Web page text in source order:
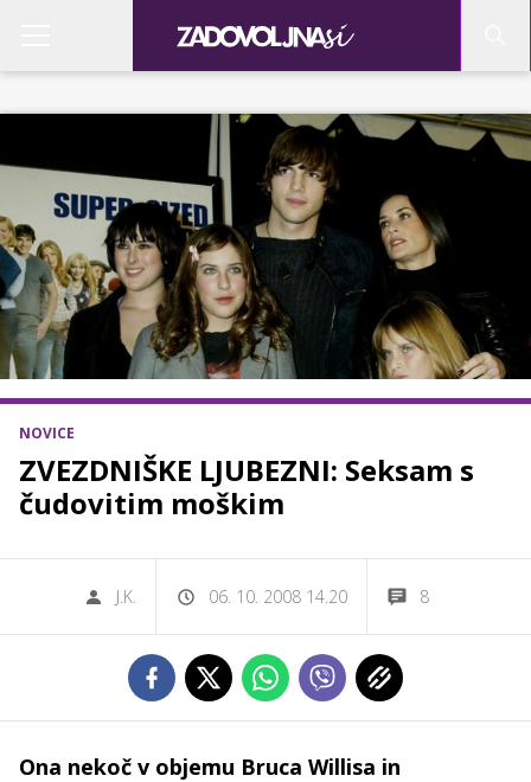
NOVICE
ZVEZDNIŠKE LJUBEZNI: Seksam s
čudovitim moškim
J.K. 06. 10. 2008 14.20 8
Ona nekoč v objemu Bruca Willisa in